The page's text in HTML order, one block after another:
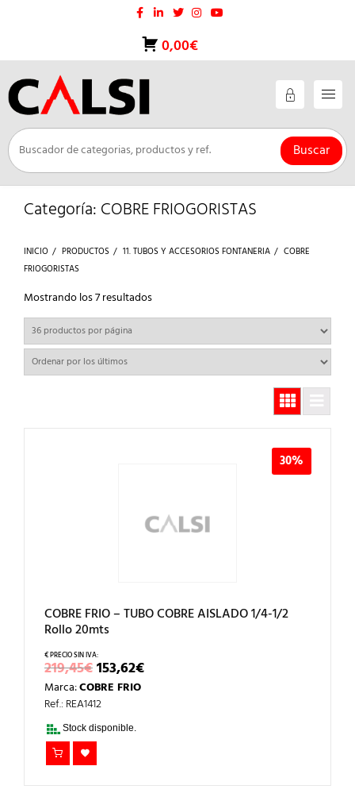
0,00€
Buscar
Categoría: COBRE FRIOGORISTAS
INICIO PRODUCTOS 11. TUBOS Y ACCESORIOS FONTANERIA
COBRE
FRIOGORISTAS
Mostrando los 7 resultadosOrdenado
por
últimos
30%
COBRE FRIO – TUBO COBRE AISLADO 1/4-1/2
Rollo 20mts
219,45€EL
PRECIO
ORIGINAL
ERA:219,45€.
153,62€EL
PRECIO
Marca:COBRE FRIO
Ref.: REA1412
Stock disponible.